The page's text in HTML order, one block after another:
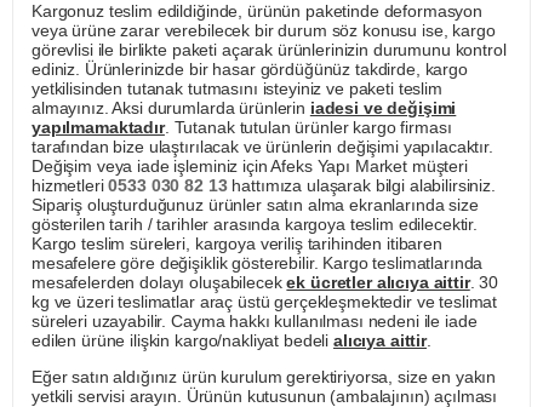
Kargonuz teslim edildiğinde, ürünün paketinde deformasyon
veya ürüne zarar verebilecek bir durum söz konusu ise, kargo
görevlisi ile birlikte paketi açarak ürünlerinizin durumunu kontrol
ediniz. Ürünlerinizde bir hasar gördüğünüz takdirde, kargo
yetkilisinden tutanak tutmasını isteyiniz ve paketi teslim
almayınız. Aksi durumlarda ürünlerin iadesi ve değişimi
yapılmamaktadır. Tutanak tutulan ürünler kargo firması
tarafından bize ulaştırılacak ve ürünlerin değişimi yapılacaktır.
Değişim veya iade işleminiz için Afeks Yapı Market müşteri
hizmetleri0533 030 82 13hattımıza ulaşarak bilgi alabilirsiniz.
Sipariş oluşturduğunuz ürünler satın alma ekranlarında size
gösterilen tarih / tarihler arasında kargoya teslim edilecektir.
Kargo teslim süreleri, kargoya veriliş tarihinden itibaren
mesafelere göre değişiklik gösterebilir. Kargo teslimatlarında
mesafelerden dolayı oluşabilecekek ücretler alıcıya aittir. 30
kg ve üzeri teslimatlar araç üstü gerçekleşmektedir ve teslimat
süreleri uzayabilir. Cayma hakkı kullanılması nedeni ile iade
edilen ürüne ilişkin kargo/nakliyat bedeli alıcıya aittir.
Eğer satın aldığınız ürün kurulum gerektiriyorsa, size en yakın
yetkili servisi arayın. Ürünün kutusunun (ambalajının) açılması